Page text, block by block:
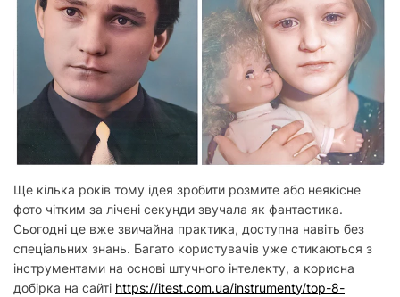
у
Ще кілька років тому ідея зробити розмите або неякісне
фото чітким за лічені секунди звучала як фантастика.
Сьогодні це вже звичайна практика, доступна навіть без
спеціальних знань. Багато користувачів уже стикаються з
інструментами на основі штучного інтелекту, а корисна
добірка на сайті https://itest.com.ua/instrumenty/top-8-